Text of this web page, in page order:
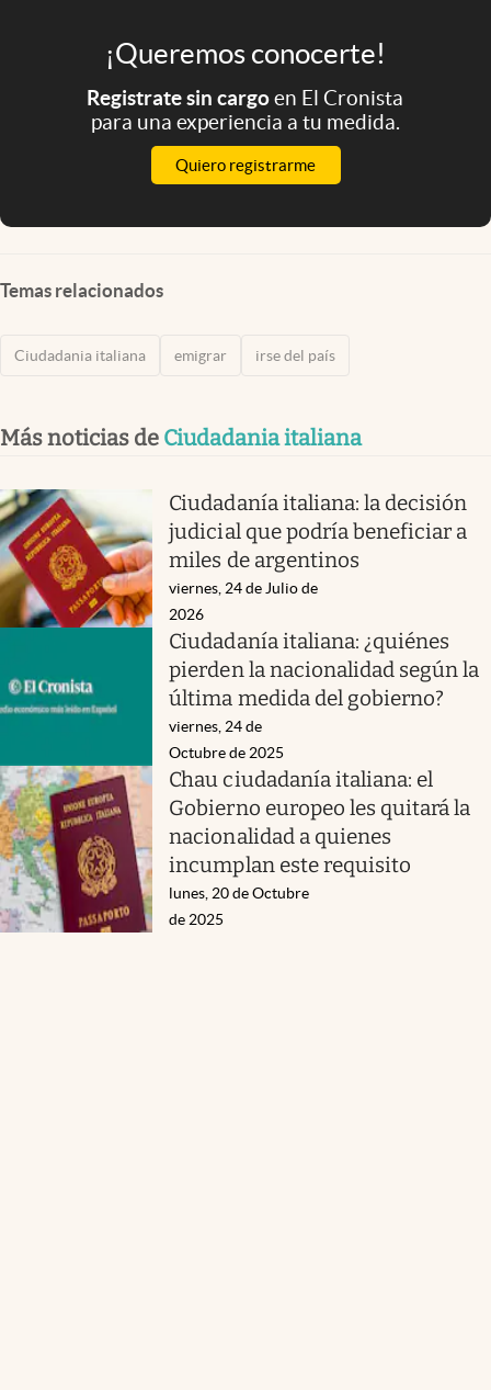
¡Queremos conocerte!
Registrate sin cargoen El Cronista
para una experiencia a tu medida.
Quiero registrarme
Temas relacionados
Ciudadania italiana emigrar irse del país
Más noticias de Ciudadania italiana
Ciudadanía italiana: la decisión
judicial que podría beneficiar a
miles de argentinos
viernes, 24 de Julio de
2026
Ciudadanía italiana: ¿quiénes
pierden la nacionalidad según la
última medida del gobierno?
viernes, 24 de
Octubre de 2025
Chau ciudadanía italiana: el
Gobierno europeo les quitará la
nacionalidad a quienes
incumplan este requisito
lunes, 20 de Octubre
de 2025